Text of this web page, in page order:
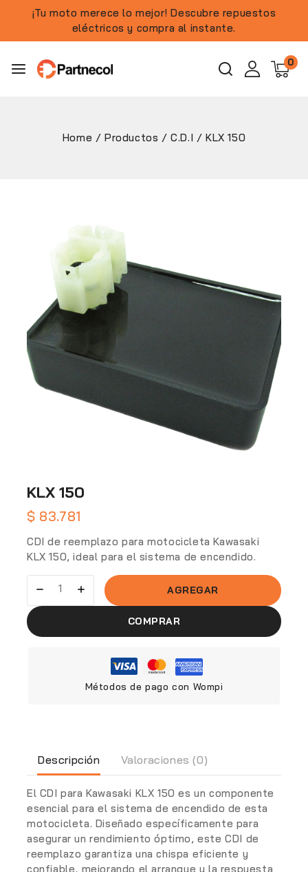
¡Tu moto merece lo mejor! Descubre repuestos
eléctricos y compra al instante.
0
Home / Productos / C.D.I / KLX 150
KLX 150
$ 83.781
CDI de reemplazo para motocicleta Kawasaki
KLX 150, ideal para el sistema de encendido.
AGREGAR
COMPRAR
Métodos de pago con Wompi
Descripción Valoraciones (0)
El CDI para Kawasaki KLX 150 es un componente
esencial para el sistema de encendido de esta
motocicleta. Diseñado específicamente para
asegurar un rendimiento óptimo, este CDI de
reemplazo garantiza una chispa eficiente y
confiable, mejorando el arranque y la respuesta